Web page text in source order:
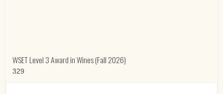
WSET Level 3 Award in Wines (Fall 2026)
329